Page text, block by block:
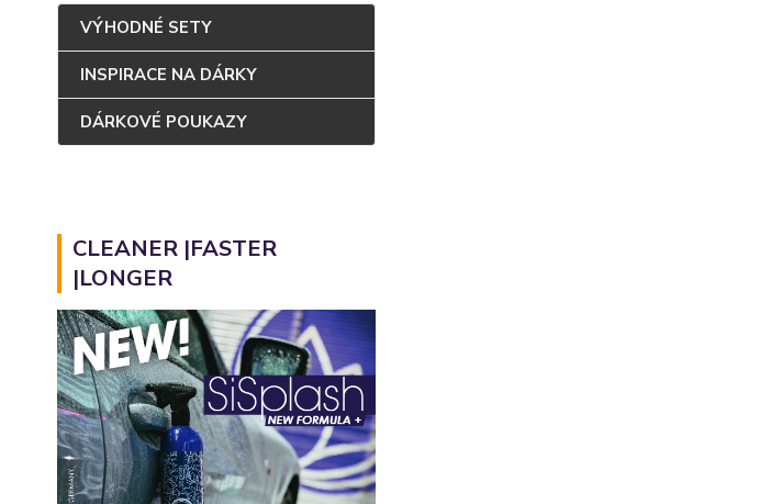
VÝHODNÉ SETY
INSPIRACE NA DÁRKY
DÁRKOVÉ POUKAZY
CLEANER |FASTER
|LONGER